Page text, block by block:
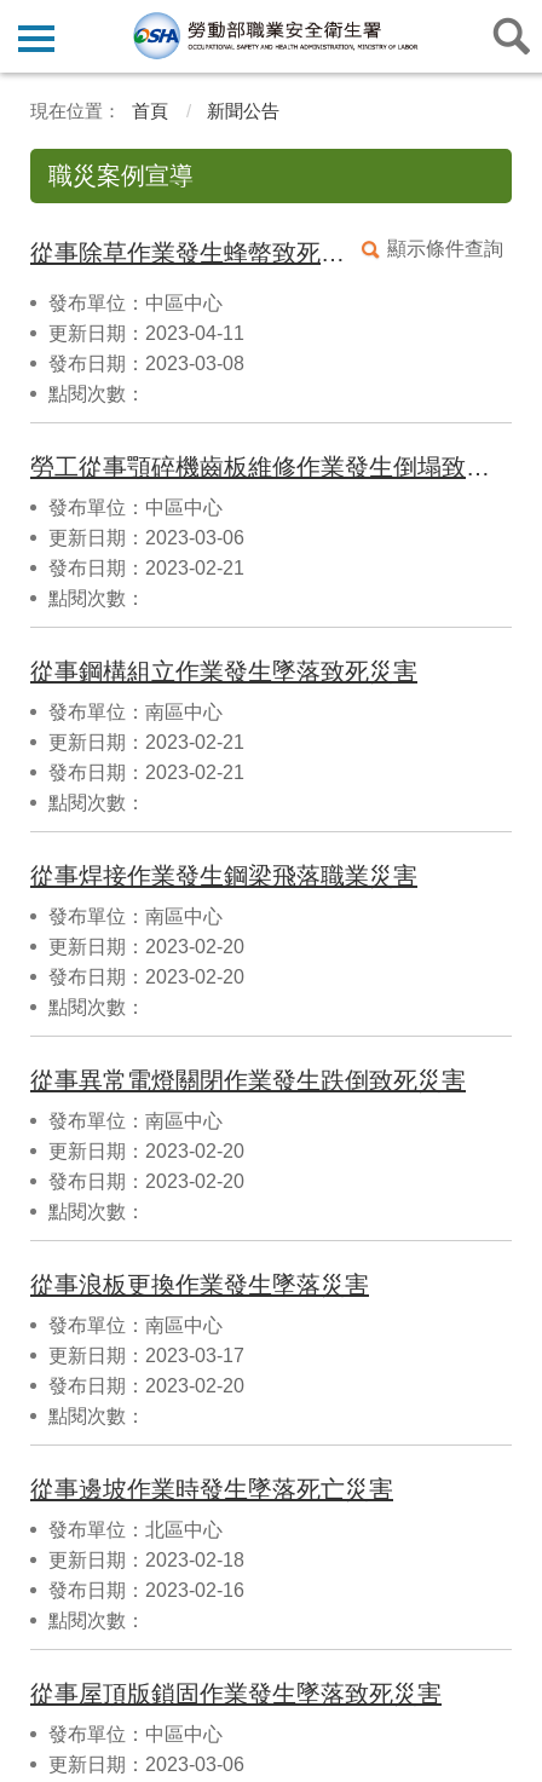
首頁 新聞公告
職災案例宣導
顯示條件查詢
從事除草作業發生蜂螫致死災害
發布單位：中區中心
更新日期：2023-04-11
發布日期：2023-03-08
點閱次數：
勞工從事顎碎機齒板維修作業發生倒塌致死災害
發布單位：中區中心
更新日期：2023-03-06
發布日期：2023-02-21
點閱次數：
從事鋼構組立作業發生墜落致死災害
發布單位：南區中心
更新日期：2023-02-21
發布日期：2023-02-21
點閱次數：
從事焊接作業發生鋼梁飛落職業災害
發布單位：南區中心
更新日期：2023-02-20
發布日期：2023-02-20
點閱次數：
從事異常電燈關閉作業發生跌倒致死災害
發布單位：南區中心
更新日期：2023-02-20
發布日期：2023-02-20
點閱次數：
從事浪板更換作業發生墜落災害
發布單位：南區中心
更新日期：2023-03-17
發布日期：2023-02-20
點閱次數：
從事邊坡作業時發生墜落死亡災害
發布單位：北區中心
更新日期：2023-02-18
發布日期：2023-02-16
點閱次數：
從事屋頂版鎖固作業發生墜落致死災害
發布單位：中區中心
更新日期：2023-03-06